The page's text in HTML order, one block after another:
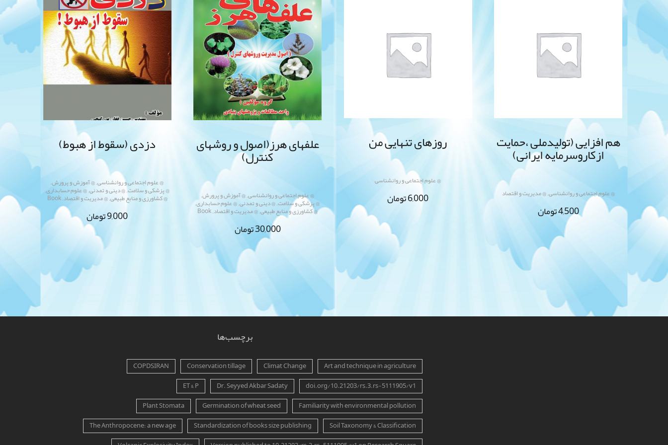
دزدی (سقوط از هبوط)
@ علوم اجتماعی و روانشناسی,@ آموزش و پرورش,
@ پزشکی و سلامت,@ دینی و تمدنی,@ علوم حسابداری,
@ کشاورزی و منابع طبیعی,@ مدیریت و اقتصاد,
Book
9,000تومان
علفهای هرز(اصول و روشهای
کنترل)
@ علوم اجتماعی و روانشناسی,@ آموزش و پرورش,
@ پزشکی و سلامت,@ دینی و تمدنی,@ علوم حسابداری,
@ کشاورزی و منابع طبیعی,@ مدیریت و اقتصاد,
Book
30,000تومان
روزهای تنهایی من
@ علوم اجتماعی و روانشناسی
6,000تومان
هم افزایی (تولیدملی ،حمایت
ازکاروسرمایه ایرانی)
@ علوم اجتماعی و روانشناسی,@ مدیریت و اقتصاد
4,500تومان
برچسب‌ها
Art and technique in agriculture
Climat Change
Conservation tillage
COPDSIRAN
doi.org/10.21203/rs.3.rs-5111905/v1
Dr. Seyyed Akbar Sadaty
ET & P
Familiarity with environmental pollution
Germination of wheat seed
Plant Stomata
Soil Taxonomy & Classification
Standardization of books size publishing
The Anthropocene: a new age